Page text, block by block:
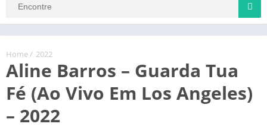
Home / 2022
Aline Barros – Guarda Tua
Fé (Ao Vivo Em Los Angeles)
– 2022